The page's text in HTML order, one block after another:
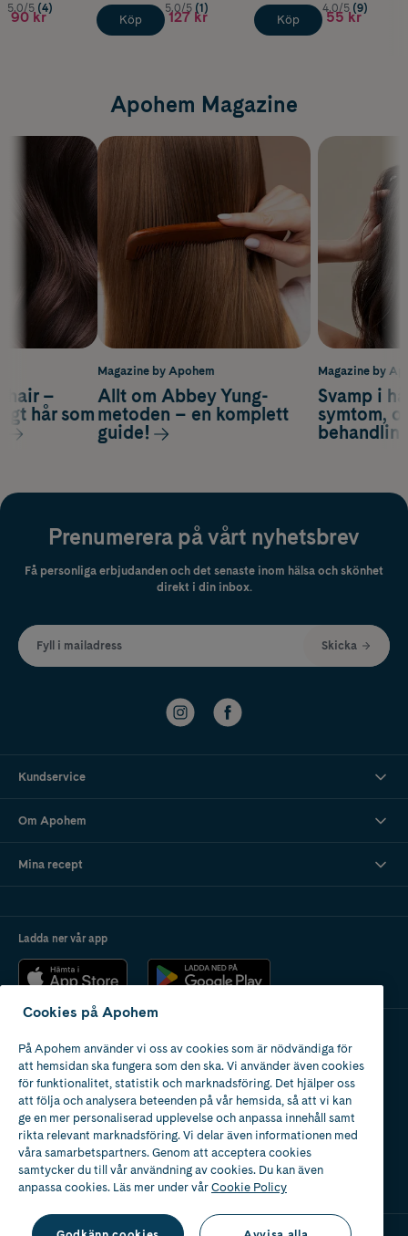
5.0/5 (4)
90 kr Köp
5.0/5 (1)
127 kr Köp
4.0/5 (9)
55 kr
Apohem Magazine
Magazine by
Svamp i
symtom,
hair –
hår som
Magazine by Apohem
Allt om Abbey Yung-
metoden – en komplett
guide!
Prenumerera på vårt nyhetsbrev
Få personliga erbjudanden och det senaste inom hälsa och skönhet
direkt i din inbox.
Fyll i mailadress Skicka
Kundservice
Om Apohem
Mina recept
Ladda ner vår app
Apotek med tillstånd
av Läkemedelsverket
Cookies på Apohem
På Apohem använder vi oss av cookies som är nödvändiga för
att hemsidan ska fungera som den ska. Vi använder även cookies
för funktionalitet, statistik och marknadsföring. Det hjälper oss
att följa och analysera beteenden på vår hemsida, så att vi kan
ge en mer personaliserad upplevelse och anpassa innehåll samt
rikta relevant marknadsföring. Vi delar även informationen med
våra samarbetspartners. Genom att acceptera cookies
samtycker du till vår användning av cookies. Du kan även
anpassa cookies. Läs mer under vårCookie Policy